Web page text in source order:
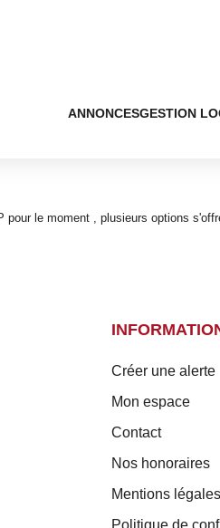
ANNONCESGESTION
pour le moment , plusieurs options
Créer une alerte
Mon espace
Contact
Nos honoraires
Mentions légales
Politique de